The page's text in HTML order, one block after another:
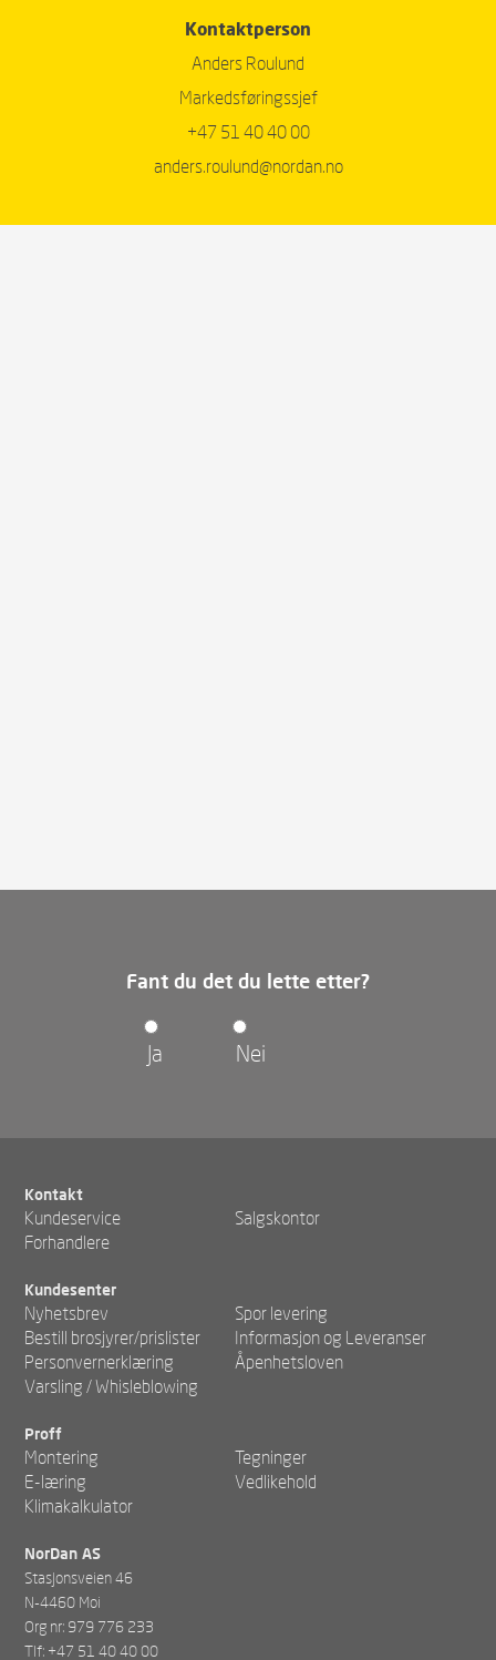
Kontaktperson
Anders Roulund
Markedsføringssjef
+47 51 40 40 00
anders.roulund@nordan.no
Fant du det du lette etter?
Ja Nei
Kontakt
Kundeservice
Salgskontor
Forhandlere
Kundesenter
Nyhetsbrev
Spor levering
Bestill brosjyrer/prislister
Informasjon og Leveranser
Personvernerklæring
Åpenhetsloven
Varsling / Whisleblowing
Proff
Montering
Tegninger
E-læring
Vedlikehold
Klimakalkulator
NorDan AS
Stasjonsveien 46
N-4460 Moi
Org nr: 979 776 233
Tlf: +47 51 40 40 00